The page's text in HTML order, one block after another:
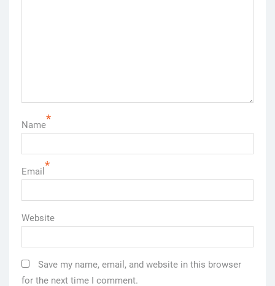
Name*
Email *
Website
Save my name, email, and website in this browser
for the next time I comment.